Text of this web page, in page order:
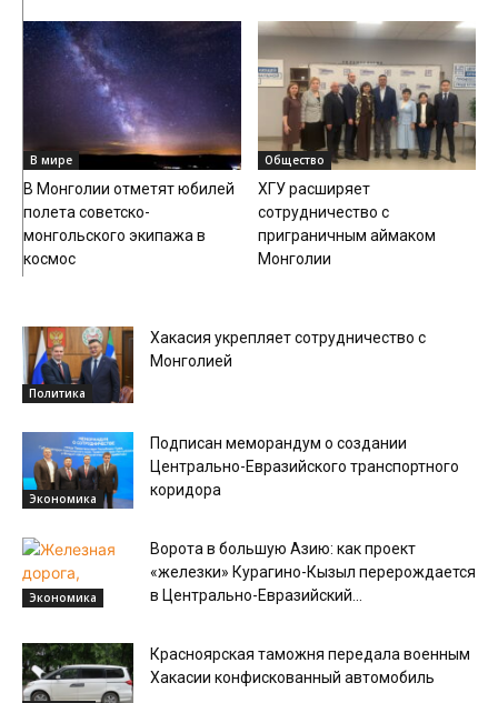
В мире
В Монголии отметят юбилей
полета советско-
монгольского экипажа в
космос
Общество
ХГУ расширяет
сотрудничество с
приграничным аймаком
Монголии
Политика
Хакасия укрепляет сотрудничество с
Монголией
Экономика
Подписан меморандум о создании
Центрально-Евразийского транспортного
коридора
Экономика
Ворота в большую Азию: как проект
«железки» Курагино-Кызыл перерождается
в Центрально-Евразийский...
Красноярская таможня передала военным
Хакасии конфискованный автомобиль